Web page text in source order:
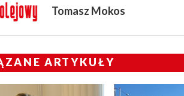
Tomasz Mokos
ARTYKUŁY